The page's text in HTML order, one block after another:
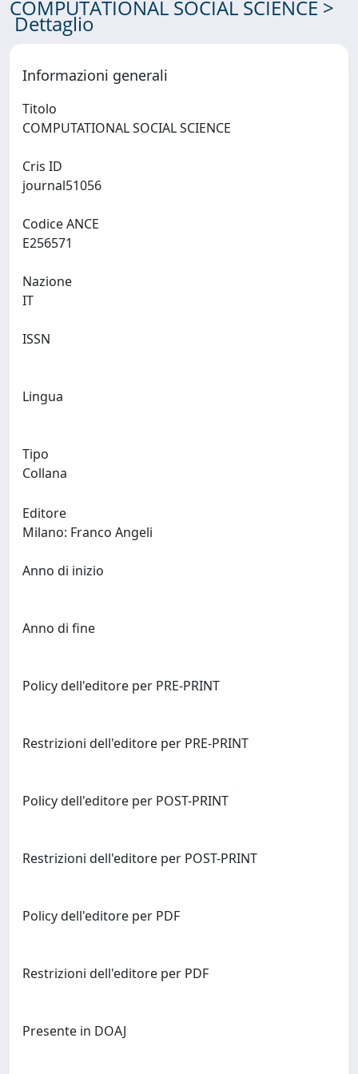
COMPUTATIONAL SOCIAL SCIENCE >
Dettaglio
Informazioni generali
Titolo
Cris ID
Codice ANCE
Nazione
ISSN
Lingua
Tipo
Collana
Editore
Anno di inizio
Anno di fine
Policy dell'editore per PRE-PRINT
Restrizioni dell'editore per PRE-PRINT
Policy dell'editore per POST-PRINT
Restrizioni dell'editore per POST-PRINT
Policy dell'editore per PDF
Restrizioni dell'editore per PDF
Presente in DOAJ